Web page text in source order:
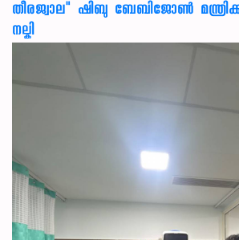
തീരജ്വാല" ഷിബു ബേബിജോൺ
നല്കി